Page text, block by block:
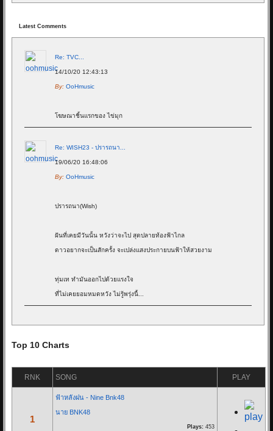
Latest Comments
Re: TVC...
14/10/20 12:43:13
By: OoHmusic
โฆษณาชิ้นแรกของ ไข่มุก
Re: WISH23 - ปรารถนา...
19/06/20 16:48:06
By: OoHmusic
ปรารถนา(Wish)
ฝันที่เคยมีวันนั้น หวังว่าจะไป สุดปลายท้องฟ้าไกล
ดาวอยากจะเป็นสักครั้ง จะเปล่งแสงประกายบนฟ้าให้สวยงาม
ทุ่มเท ทำมันออกไปด้วยแรงใจ
ที่ไม่เคยยอมหมดหวัง ไม่รู้พรุ่งนี้...
Re: Goodnight - ALIZ...
Re: ฟ้าหลังฝน - Nine...
Top 10 Charts
RNK SONG PLAY
1
ฟ้าหลังฝน - Nine Bnk48
นาย BNK48
Plays: 453